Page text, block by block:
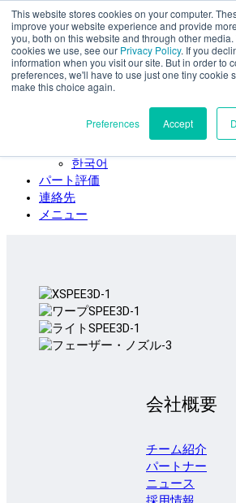
This website stores cookies on your computer.
improve your website experience and provide
you, both on this website and through other
cookies we use, see our Privacy Policy. If you
information when you visit our site. But in order to
preferences, we'll have to use just one tiny cookie
make this choice again.
Preferences Accept
本文へスキップ
SPEE3D
日本語
English
Español
Français
한국어
パート評価
連絡先
メニュー
会社概要
チーム紹介
パートナー
ニュース